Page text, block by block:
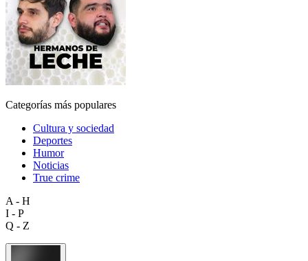
Categorías más populares
Cultura y sociedad
Deportes
Humor
Noticias
True crime
A - H
I - P
Q - Z